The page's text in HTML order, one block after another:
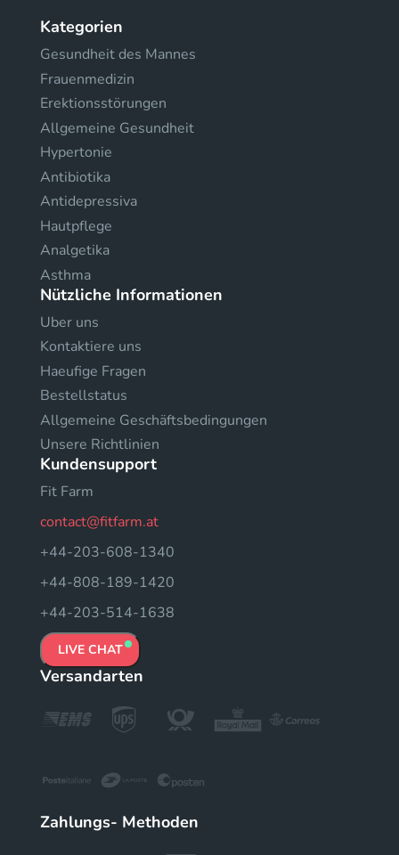
Kategorien
Gesundheit des Mannes
Frauenmedizin
Erektionsstörungen
Allgemeine Gesundheit
Hypertonie
Antibiotika
Antidepressiva
Hautpflege
Analgetika
Asthma
Nützliche Informationen
Uber uns
Kontaktiere uns
Haeufige Fragen
Bestellstatus
Allgemeine Geschäftsbedingungen
Unsere Richtlinien
Kundensupport
Fit Farm
contact@fitfarm.at
+44-203-608-1340
+44-808-189-1420
+44-203-514-1638
LIVE CHAT
Versandarten
Zahlungs- Methoden